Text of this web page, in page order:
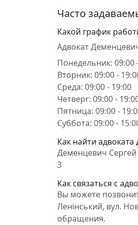
Часто
Какой график
Адвокат
Понедельник: 09:00
Вторник: 09:00 -
Среда: 09:00 - 19:00
Четверг: 09:00 -
Пятница: 09:00 -
Суббота: 09:00 -
Как найти
Деменцевич Сергей
3
Как связаться с
Вы можете
Ленінський, вул.
обращения.